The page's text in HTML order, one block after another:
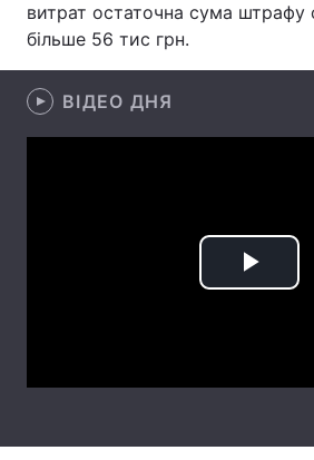
Послуги
витрат остаточна сума штрафу
більше 56 тис грн.
ВІДЕО ДНЯ
Play